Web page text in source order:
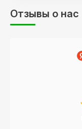
Отзывы о нас